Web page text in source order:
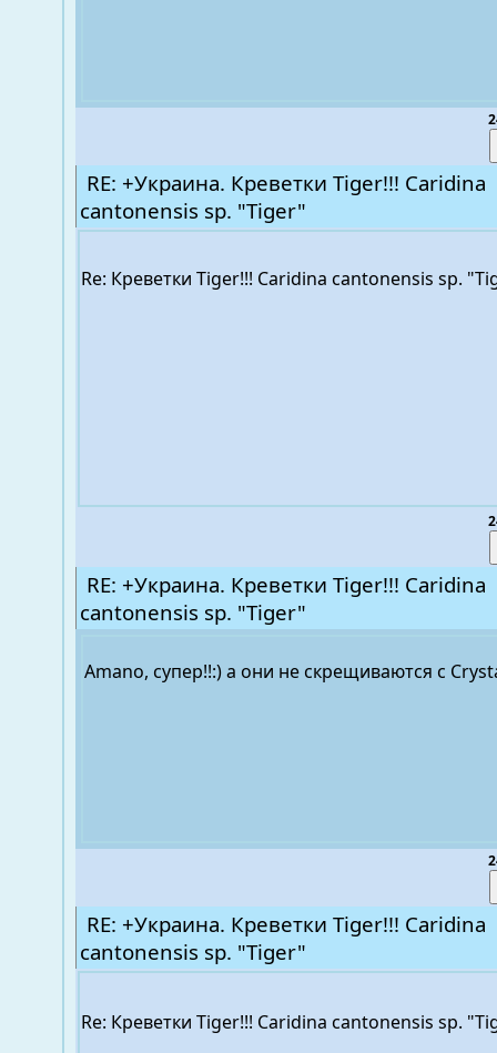
RE: +Украина. Креветки Tiger!!! Caridina
cantonensis sp. "Tiger"
Re: Креветки Tiger!!! Caridina cantonensis sp.
RE: +Украина. Креветки Tiger!!! Caridina
cantonensis sp. "Tiger"
Amano, супер!!:) а они не скрещиваются с
RE: +Украина. Креветки Tiger!!! Caridina
cantonensis sp. "Tiger"
Re: Креветки Tiger!!! Caridina cantonensis sp.